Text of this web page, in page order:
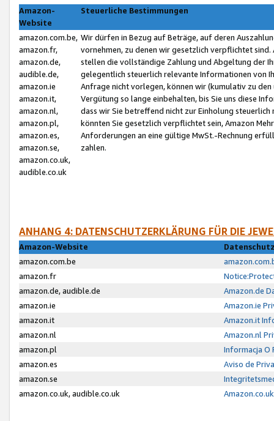
Amazon-
Website
Steuerliche Bestimmungen
amazon.com.be,
amazon.fr,
amazon.de,
audible.de,
amazon.ie
amazon.it,
amazon.nl,
amazon.pl,
amazon.es,
amazon.se,
amazon.co.uk,
audible.co.uk
Wir dürfen in Bezug auf Beträge, auf deren
vornehmen, zu denen wir gesetzlich verpflichtet
stellen die vollständige Zahlung und Abgeltung der
gelegentlich steuerlich relevante Informationen von
Anfrage nicht vorlegen, können wir (kumulativ zu
Vergütung so lange einbehalten, bis Sie uns diese
dass wir Sie betreffend nicht zur Einholung
könnten Sie gesetzlich verpflichtet sein, Amazon
Anforderungen an eine gültige MwSt.-Rechnung
zahlen.
ANHANG 4: DATENSCHUTZERKLÄRUNG FÜR DIE
Amazon-Website
amazon.com.be
amazon.fr
amazon.de, audible.de
Amazon.de
amazon.ie
Amazon.ie
amazon.it
Amazon.it
amazon.nl
Amazon.nl
amazon.pl
Informacja O
amazon.es
Aviso de
amazon.se
amazon.co.uk, audible.co.uk